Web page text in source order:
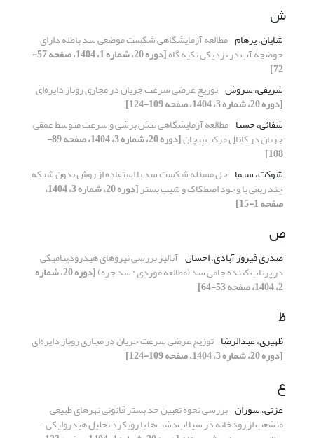
ش
شایان، پرهام مطالعه آزمایشگاهی شکست موضعی سد باطله دارای
حوضچه آب در نزدیکی تکیه گاه [دوره 20، شماره 1، 1404، صفحه 57-
72]
شریفی، سروش توزیع عرضی سرعت جریان در مجاری روباز دایره‌ای
[دوره 20، شماره 3، 1404، صفحه 109-124]
شفائی، حسنا مطالعه آزمایشگاهی تنش برشی و سرعت متوسط عمقی
جریان در کانال مرکب پیچان [دوره 20، شماره 3، 1404، صفحه 89-
108]
شوکت، سیما حل مسئله شکست سد با استفاده از روش بدون شبکه
چند ربعی با وجود اصطکاک و شیب بستر [دوره 20، شماره 3، 1404،
صفحه 1-15]
ص
صدری فیروز آبادی، احسان آنالیز بررسی نیروهای هیدرودینامیکی
در پرتاب کننده جامی سد (مطالعه موردی : سد جره) [دوره 20، شماره
2، 1404، صفحه 53-64]
ظ
ظهیری، عبدالرضا توزیع عرضی سرعت جریان در مجاری روباز دایره‌ای
[دوره 20، شماره 3، 1404، صفحه 109-124]
ع
عزتی، سوران بررسی نحوه تعیین حد بستر قانونی نهرهای طبیعی
منشعب از رودخانه در سیلاب‌دشت‌ها با رویکرد تحلیل هیدرولیکی -